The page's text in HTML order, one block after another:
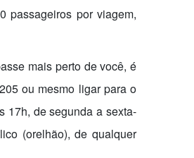
passageiros por viagem,
mais perto de você, é
ou mesmo ligar para o
17h, de segunda a sexta-
(orelhão), de qualquer